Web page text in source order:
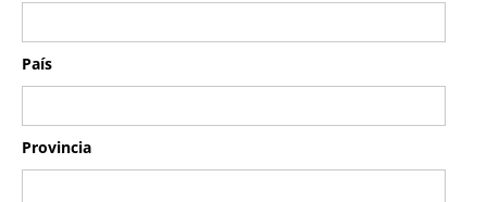
País
Provincia